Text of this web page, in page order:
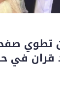
تطوي
في